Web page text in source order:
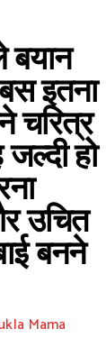
बयान
इतना
चरित्र
जल्दी हो
उचित
बनने
Mama